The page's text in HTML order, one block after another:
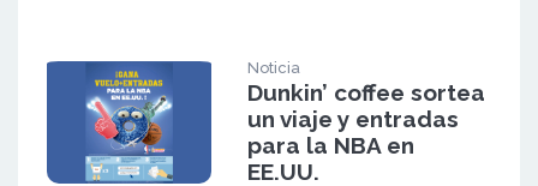
Noticia
Dunkin’ coffee sortea
un viaje y entradas
para la NBA en
EE.UU.